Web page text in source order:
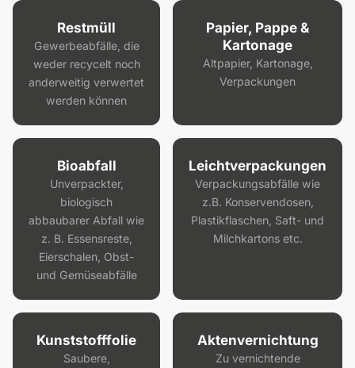
Restmüll
Gewerbeabfälle, die
weder recycelt noch
anderweitig verwertet
werden können
Papier, Pappe &
Kartonage
Altpapier, Kartonage,
Verpackungen
Bioabfall
Unverpackter,
biologisch
abbaubarer Abfall wie
z. B. Essensreste,
Eierschalen, Obst-
und Gemüseabfälle
Leichtverpackungen
Verpackungsabfälle wie
z.B. Konservendosen,
Plastikflaschen, Saft- und
Milchkartons etc.
Kunststofffolie
Saubere,
Aktenvernichtung
Zu vernichtende